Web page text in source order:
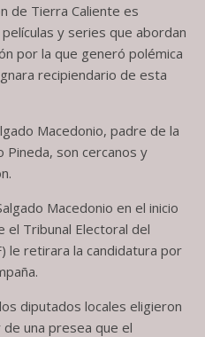
de Tierra Caliente es
y series que abordan
por la que generó polémica
recipiendario de esta
Macedonio, padre de la
Pineda, son cercanos y
Macedonio en el inicio
el Tribunal Electoral del
le retirara la candidatura por
diputados locales eligieron
una presea que el